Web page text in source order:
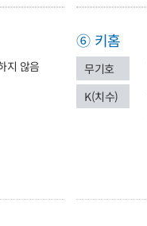
지 않음
⑥ 키홈
무기호
K(치수)